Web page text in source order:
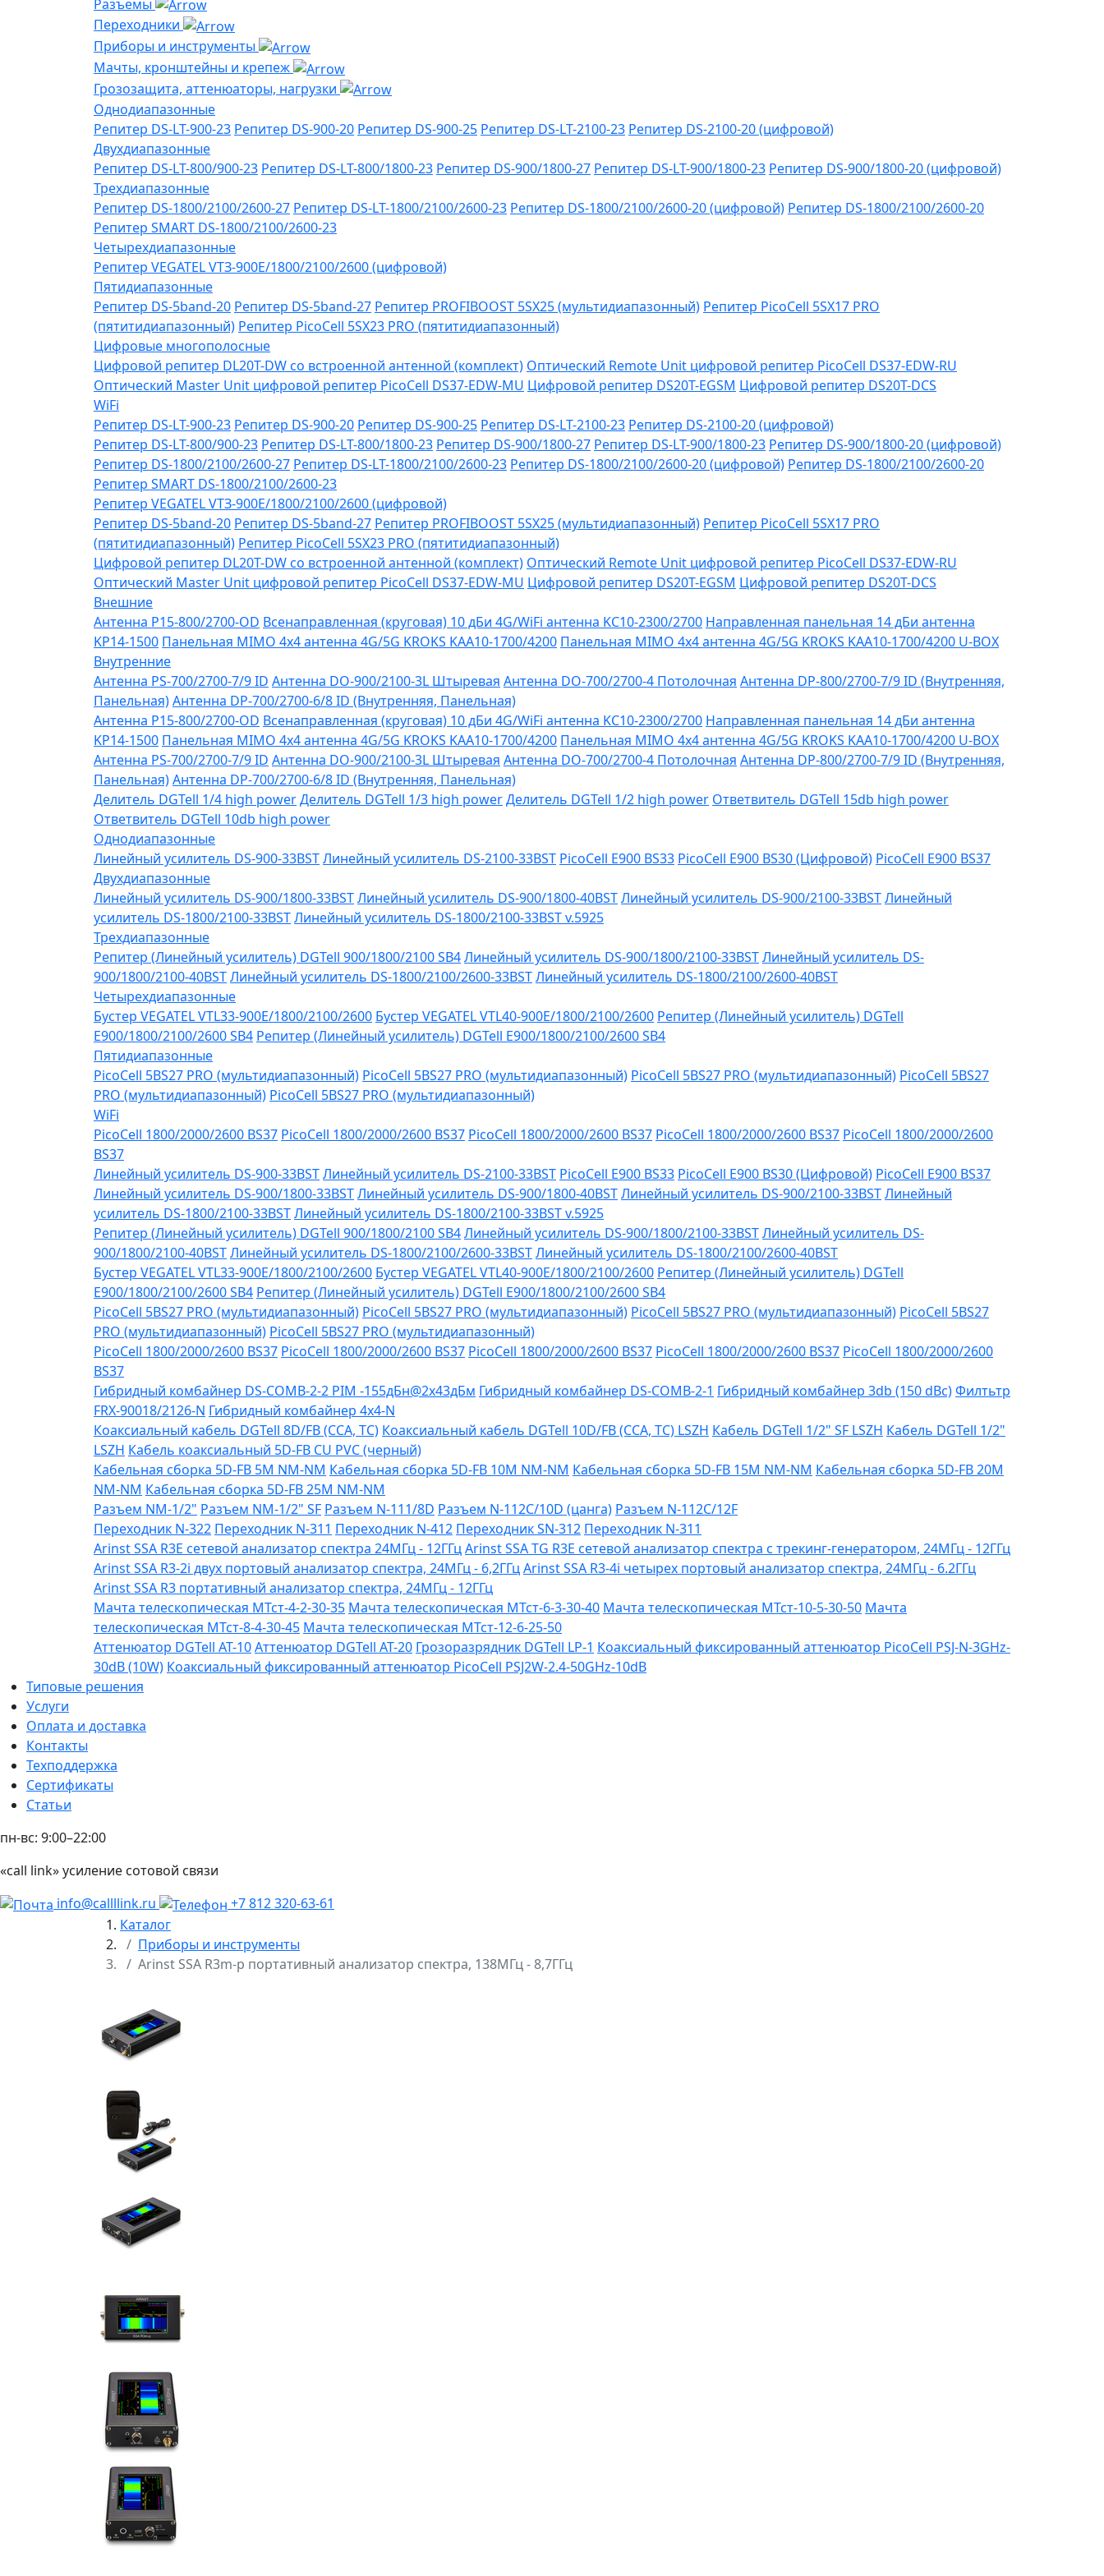
Разъемы
Переходники
Приборы и инструменты
Мачты, кронштейны и крепеж
Грозозащита, аттенюаторы, нагрузки
Однодиапазонные
Репитер DS-LT-900-23 Репитер DS-900-20 Репитер DS-900-25 Репитер DS-LT-2100-23 Репитер DS-2100-20 (цифровой)
Двухдиапазонные
Репитер DS-LT-800/900-23 Репитер DS-LT-800/1800-23 Репитер DS-900/1800-27 Репитер DS-LT-900/1800-23 Репитер DS-900/1800-20 (цифровой)
Трехдиапазонные
Репитер DS-1800/2100/2600-27 Репитер DS-LT-1800/2100/2600-23 Репитер DS-1800/2100/2600-20 (цифровой) Репитер DS-1800/2100/2600-20
Репитер SMART DS-1800/2100/2600-23
Четырехдиапазонные
Репитер VЕGATEL VТЗ-900Е/1800/2100/2600 (цифровой)
Пятидиапазонные
Репитер DS-5band-20 Репитер DS-5band-27 Репитер PROFIBOOST 5SX25 (мультидиапазонный) Репитер PicoCell 5SX17 PRO
(пятитидиапазонный) Репитер PicoCell 5SX23 PRO (пятитидиапазонный)
Цифровые многополосные
Цифровой репитер DL20T-DW со встроенной антенной (комплект) Оптический Remote Unit цифровой репитер PicoCell DS37-EDW-RU
Оптический Master Unit цифровой репитер PicoCell DS37-EDW-MU Цифровой репитер DS20T-EGSM Цифровой репитер DS20T-DCS
WiFi
Репитер DS-LT-900-23 Репитер DS-900-20 Репитер DS-900-25 Репитер DS-LT-2100-23 Репитер DS-2100-20 (цифровой)
Репитер DS-LT-800/900-23 Репитер DS-LT-800/1800-23 Репитер DS-900/1800-27 Репитер DS-LT-900/1800-23 Репитер DS-900/1800-20 (цифровой)
Репитер DS-1800/2100/2600-27 Репитер DS-LT-1800/2100/2600-23 Репитер DS-1800/2100/2600-20 (цифровой) Репитер DS-1800/2100/2600-20
Репитер SMART DS-1800/2100/2600-23
Репитер VЕGATEL VТЗ-900Е/1800/2100/2600 (цифровой)
Репитер DS-5band-20 Репитер DS-5band-27 Репитер PROFIBOOST 5SX25 (мультидиапазонный) Репитер PicoCell 5SX17 PRO
(пятитидиапазонный) Репитер PicoCell 5SX23 PRO (пятитидиапазонный)
Цифровой репитер DL20T-DW со встроенной антенной (комплект) Оптический Remote Unit цифровой репитер PicoCell DS37-EDW-RU
Оптический Master Unit цифровой репитер PicoCell DS37-EDW-MU Цифровой репитер DS20T-EGSM Цифровой репитер DS20T-DCS
Внешние
Антенна P15-800/2700-OD Всенаправленная (круговая) 10 дБи 4G/WiFi антенна KC10-2300/2700 Направленная панельная 14 дБи антенна
KP14-1500 Панельная MIMO 4x4 антенна 4G/5G KROKS KAA10-1700/4200 Панельная MIMO 4x4 антенна 4G/5G KROKS KAA10-1700/4200 U-BOX
Внутренние
Антенна PS-700/2700-7/9 ID Антенна DO-900/2100-3L Штыревая Антенна DO-700/2700-4 Потолочная Антенна DP-800/2700-7/9 ID (Внутренняя,
Панельная)Антенна DP-700/2700-6/8 ID (Внутренняя, Панельная)
Антенна P15-800/2700-OD Всенаправленная (круговая) 10 дБи 4G/WiFi антенна KC10-2300/2700 Направленная панельная 14 дБи антенна
KP14-1500 Панельная MIMO 4x4 антенна 4G/5G KROKS KAA10-1700/4200 Панельная MIMO 4x4 антенна 4G/5G KROKS KAA10-1700/4200 U-BOX
Антенна PS-700/2700-7/9 ID Антенна DO-900/2100-3L Штыревая Антенна DO-700/2700-4 Потолочная Антенна DP-800/2700-7/9 ID (Внутренняя,
Панельная)Антенна DP-700/2700-6/8 ID (Внутренняя, Панельная)
Делитель DGTell 1/4 high powerДелитель DGTell 1/3 high powerДелитель DGTell 1/2 high power Ответвитель DGTell 15db high power
Ответвитель DGTell 10db high power
Однодиапазонные
Линейный усилитель DS-900-33BSTЛинейный усилитель DS-2100-33BST PicoCell E900 BS33 PicoCell E900 BS30 (Цифровой) PicoCell E900 BS37
Двухдиапазонные
Линейный усилитель DS-900/1800-33BSTЛинейный усилитель DS-900/1800-40BSTЛинейный усилитель DS-900/2100-33BSTЛинейный
усилитель DS-1800/2100-33BSTЛинейный усилитель DS-1800/2100-33BST v.5925
Трехдиапазонные
Репитер (Линейный усилитель) DGTell 900/1800/2100 SB4Линейный усилитель DS-900/1800/2100-33BSTЛинейный усилитель DS-
900/1800/2100-40BSTЛинейный усилитель DS-1800/2100/2600-33BSTЛинейный усилитель DS-1800/2100/2600-40BST
Четырехдиапазонные
Бустер VEGATEL VTL33-900E/1800/2100/2600 Бустер VEGATEL VTL40-900E/1800/2100/2600 Репитер (Линейный усилитель) DGTell
Е900/1800/2100/2600 SB4 Репитер (Линейный усилитель) DGTell Е900/1800/2100/2600 SB4
Пятидиапазонные
PicoCell 5BS27 PRO (мультидиапазонный) PicoCell 5BS27 PRO (мультидиапазонный) PicoCell 5BS27 PRO (мультидиапазонный) PicoCell 5BS27
PRO (мультидиапазонный) PicoCell 5BS27 PRO (мультидиапазонный)
WiFi
PicoCell 1800/2000/2600 BS37 PicoCell 1800/2000/2600 BS37 PicoCell 1800/2000/2600 BS37 PicoCell 1800/2000/2600 BS37 PicoCell 1800/2000/2600
BS37
Линейный усилитель DS-900-33BSTЛинейный усилитель DS-2100-33BST PicoCell E900 BS33 PicoCell E900 BS30 (Цифровой) PicoCell E900 BS37
Линейный усилитель DS-900/1800-33BSTЛинейный усилитель DS-900/1800-40BSTЛинейный усилитель DS-900/2100-33BSTЛинейный
усилитель DS-1800/2100-33BSTЛинейный усилитель DS-1800/2100-33BST v.5925
Репитер (Линейный усилитель) DGTell 900/1800/2100 SB4Линейный усилитель DS-900/1800/2100-33BSTЛинейный усилитель DS-
900/1800/2100-40BSTЛинейный усилитель DS-1800/2100/2600-33BSTЛинейный усилитель DS-1800/2100/2600-40BST
Бустер VEGATEL VTL33-900E/1800/2100/2600 Бустер VEGATEL VTL40-900E/1800/2100/2600 Репитер (Линейный усилитель) DGTell
Е900/1800/2100/2600 SB4 Репитер (Линейный усилитель) DGTell Е900/1800/2100/2600 SB4
PicoCell 5BS27 PRO (мультидиапазонный) PicoCell 5BS27 PRO (мультидиапазонный) PicoCell 5BS27 PRO (мультидиапазонный) PicoCell 5BS27
PRO (мультидиапазонный) PicoCell 5BS27 PRO (мультидиапазонный)
PicoCell 1800/2000/2600 BS37 PicoCell 1800/2000/2600 BS37 PicoCell 1800/2000/2600 BS37 PicoCell 1800/2000/2600 BS37 PicoCell 1800/2000/2600
BS37
Гибридный комбайнер DS-COMB-2-2 PIM -155дБн@2x43дБм Гибридный комбайнер DS-COMB-2-1 Гибридный комбайнер 3db (150 dBc)Филтьтр
FRX-90018/2126-N Гибридный комбайнер 4х4-N
Коаксиальный кабель DGTell 8D/FB (CCA, TC) Коаксиальный кабель DGTell 10D/FB (CCA, TC) LSZH Кабель DGTell 1/2" SF LSZH Кабель DGTell 1/2"
LSZH Кабель коаксиальный 5D-FB CU PVC (черный)
Кабельная сборка 5D-FB 5М NM-NM Кабельная сборка 5D-FB 10М NM-NM Кабельная сборка 5D-FB 15М NM-NM Кабельная сборка 5D-FB 20М
NM-NM Кабельная сборка 5D-FB 25М NM-NM
Разъем NM-1/2" Разъем NM-1/2" SF Разъем N-111/8D Разъем N-112C/10D (цанга) Разъем N-112C/12F
Переходник N-322 Переходник N-311 Переходник N-412 Переходник SN-312 Переходник N-311
Arinst SSA R3Е сетевой анализатор спектра 24МГц - 12ГГцArinst SSA TG R3Е сетевой анализатор спектра с трекинг-генератором, 24МГц - 12ГГц
Arinst SSA R3-2i двух портовый анализатор спектра, 24МГц - 6,2ГГцArinst SSA R3-4i четырех портовый анализатор спектра, 24МГц - 6.2ГГц
Arinst SSA R3 портативный анализатор спектра, 24МГц - 12ГГц
Мачта телескопическая МТст-4-2-30-35 Мачта телескопическая МТст-6-3-30-40 Мачта телескопическая МТст-10-5-30-50 Мачта
телескопическая МТст-8-4-30-45 Мачта телескопическая МТст-12-6-25-50
Аттенюатор DGTell AT-10Аттенюатор DGTell AT-20 Грозоразрядник DGTell LP-1 Коаксиальный фиксированный аттенюатор PicoCell PSJ-N-3GHz-
30dB (10W) Коаксиальный фиксированный аттенюатор PicoCell PSJ2W-2.4-50GHz-10dB
Типовые решения
Услуги
Оплата и доставка
Контакты
Техподдержка
Сертификаты
Статьи
пн-вс: 9:00–22:00
«call link» усиление сотовой связи
info@callllink.ru
+7 812 320-63-61
Каталог
Приборы и инструменты
Arinst SSA R3m-p портативный анализатор спектра, 138МГц - 8,7ГГц